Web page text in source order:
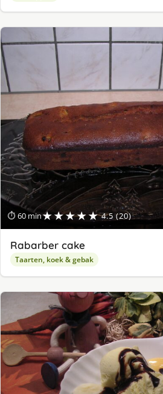
⏱ 60 min★★★★★ 4.5 (20)
Rabarber cake
Taarten, koek & gebak